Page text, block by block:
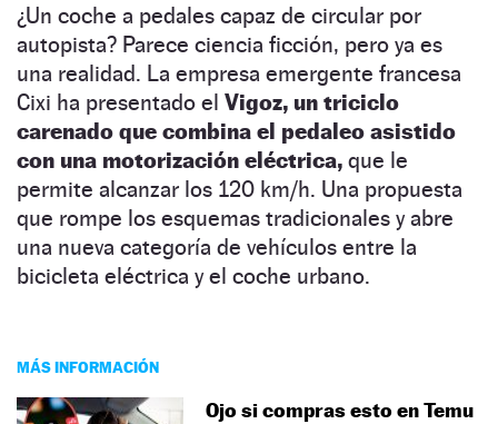
¿Un coche a pedales capaz de circular por
autopista? Parece ciencia ficción, pero ya es
una realidad. La empresa emergente francesa
Cixi ha presentado el Vigoz, un triciclo
carenado que combina el pedaleo asistido
con una motorización eléctrica, que le
permite alcanzar los 120 km/h. Una propuesta
que rompe los esquemas tradicionales y abre
una nueva categoría de vehículos entre la
bicicleta eléctrica y el coche urbano.
MÁS INFORMACIÓN
Ojo si compras esto en Temu